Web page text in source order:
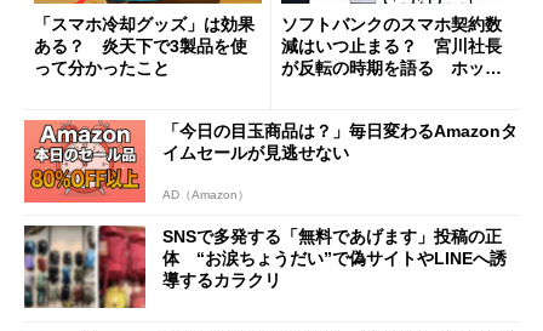
「スマホ冷却グッズ」は効果
ある？ 炎天下で3製品を使
って分かったこと
ソフトバンクのスマホ契約数
減はいつ止まる？ 宮川社長
が反転の時期を語る ホッピ
「今日の目玉商品は？」毎日変わるAmazonタ
イムセールが見逃せない
AD（Amazon）
SNSで多発する「無料であげます」投稿の正
体 “お涙ちょうだい”で偽サイトやLINEへ誘
導するカラクリ